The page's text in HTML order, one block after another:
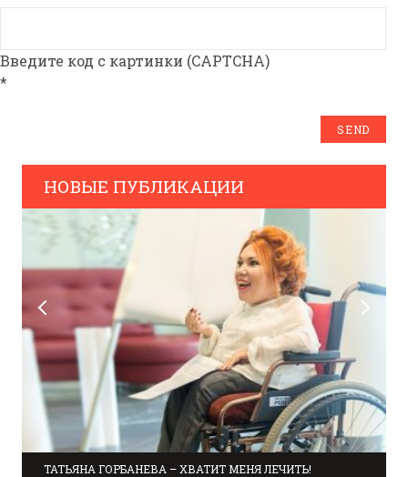
Введите код с картинки (CAPTCHA)
*
НОВЫЕ ПУБЛИКАЦИИ
ТАТЬЯНА ГОРБАНЕВА – ХВАТИТ МЕНЯ ЛЕЧИТЬ!